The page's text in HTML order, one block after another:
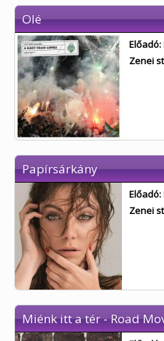
Olé
Előadó:
Zenei
Papírsárkány
Előadó:
Zenei
Miénk itt a tér - Road